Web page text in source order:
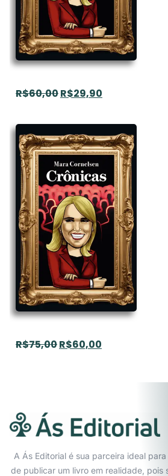
R$60,00R$29,90
R$75,00R$60,00
A Ás Editorial é sua parceira ideal
de publicar um livro em realidade, pois